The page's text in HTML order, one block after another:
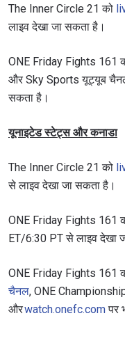
The Inner Circle 21 को
लाइव देखा जा सकता है।
ONE Friday Fights 161
और Sky Sports यूट्यूब
सकता है।
यूनाइटेड स्टेट्स और कनाडा
The Inner Circle 21 को
से लाइव देखा जा सकता है।
ONE Friday Fights 161
ET/6:30 PT से लाइव देखा
ONE Friday Fights 161
चैनल, ONE
औरwatch.onefc.comपर